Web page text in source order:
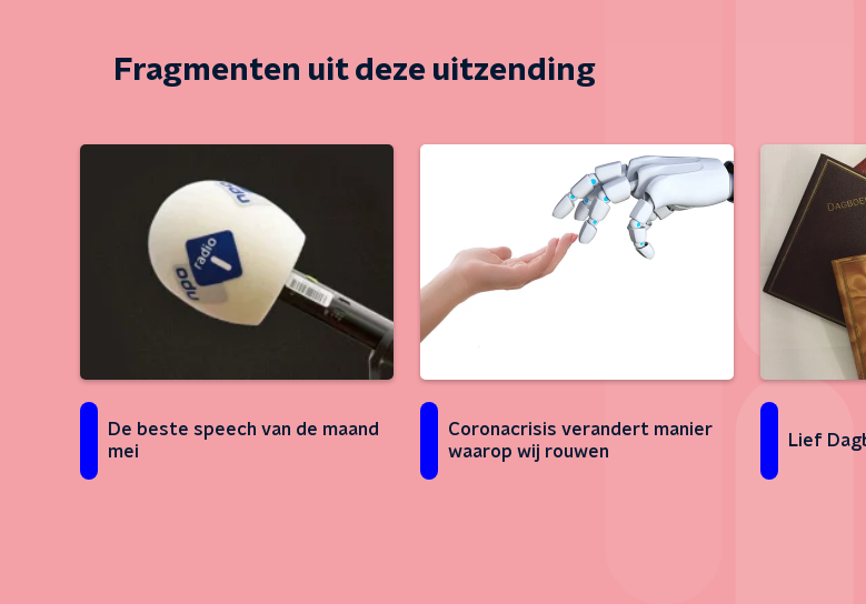
Fragmenten uit deze uitzending
De beste speech van de maand
mei
Coronacrisis verandert manier
waarop wij rouwen
Lief